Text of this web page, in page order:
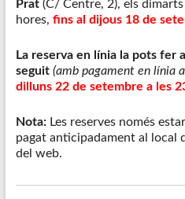
Prat(C/ Centre, 2), els dimarts
hores, fins al dijous 18 de
La reserva en línia la pots
seguit (amb pagament en línia
dilluns 22 de setembre a les
Nota:Les reserves només
pagat anticipadament al local
del web.